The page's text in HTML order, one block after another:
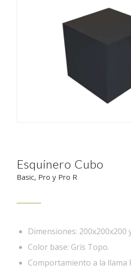
Esquinero Cubo
Basic, Pro y Pro R
Dimensiones: 200x200x200
Color base: Gris Topo.
Comportamiento a la llama